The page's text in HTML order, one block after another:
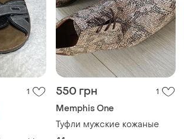
1
550 грн 1
Memphis One
Туфли мужские кожаные